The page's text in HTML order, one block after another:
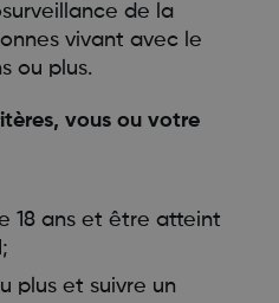
de la
vivant avec le
ou plus.
vous ou votre
18 ans et être atteint
plus et suivre un